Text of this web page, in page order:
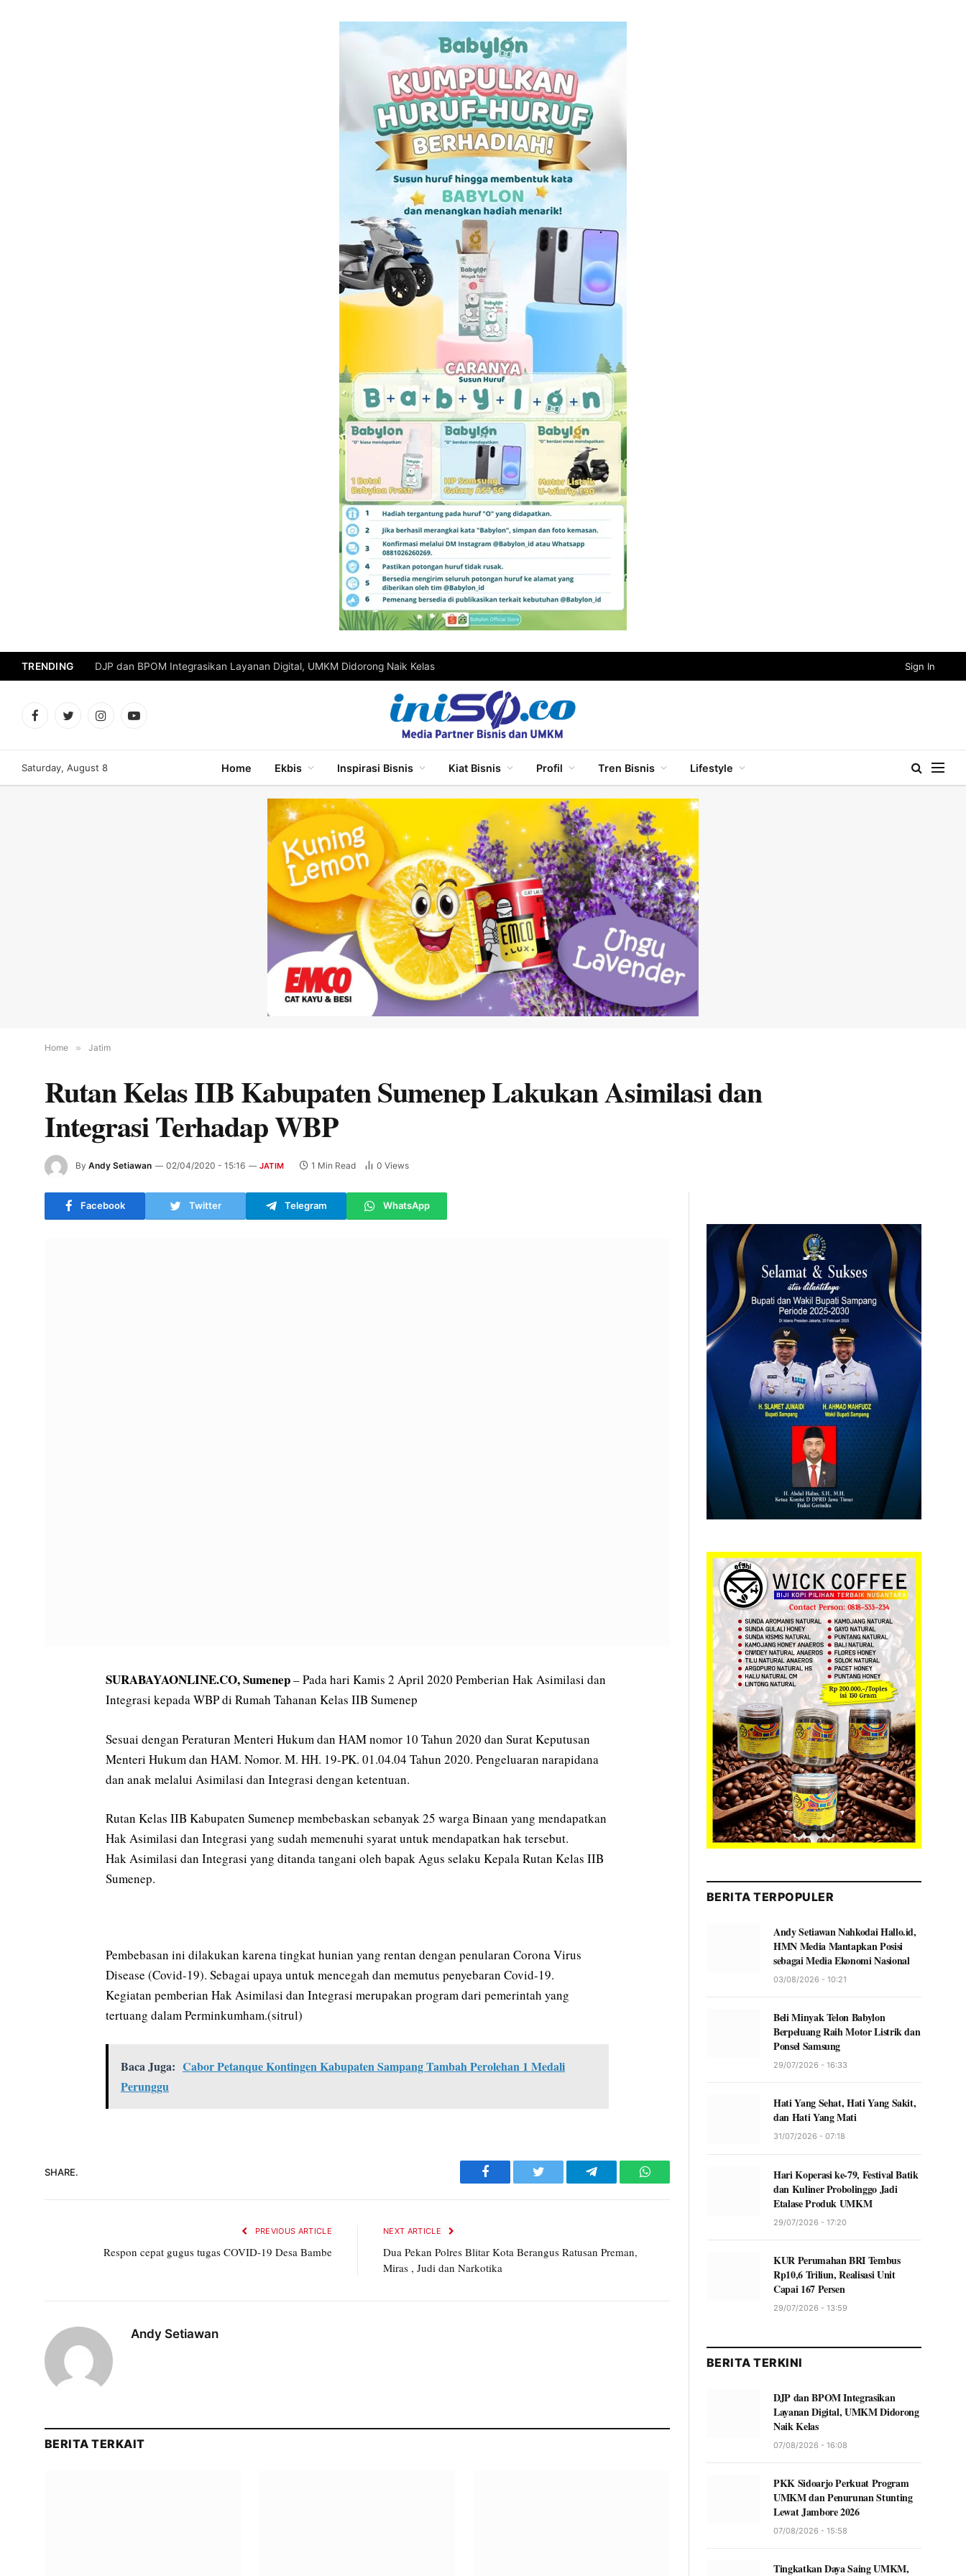
TRENDING DJP dan BPOM Integrasikan Layanan Digital, UMKM Didorong Naik Kelas Sign In
FacebookTwitterInstagramYouTube
Saturday, August 8 Home Ekbis Inspirasi Bisnis Kiat Bisnis Profil Tren Bisnis Lifestyle
Home » Jatim
Rutan Kelas IIB Kabupaten Sumenep Lakukan Asimilasi dan
Integrasi Terhadap WBP
By Andy Setiawan 02/04/2020 - 15:16 JATIM 1 Min Read 0Views
Facebook Twitter Telegram WhatsApp
SURABAYAONLINE.CO, Sumenep– Pada hari Kamis 2 April 2020 Pemberian Hak Asimilasi dan
Integrasi kepada WBP di Rumah Tahanan Kelas IIB Sumenep
Sesuai dengan Peraturan Menteri Hukum dan HAM nomor 10 Tahun 2020 dan Surat Keputusan
Menteri Hukum dan HAM. Nomor. M. HH. 19-PK. 01.04.04 Tahun 2020. Pengeluaran narapidana
dan anak melalui Asimilasi dan Integrasi dengan ketentuan.
Rutan Kelas IIB Kabupaten Sumenep membebaskan sebanyak 25 warga Binaan yang mendapatkan
Hak Asimilasi dan Integrasi yang sudah memenuhi syarat untuk mendapatkan hak tersebut.
Hak Asimilasi dan Integrasi yang ditanda tangani oleh bapak Agus selaku Kepala Rutan Kelas IIB
Sumenep.
Pembebasan ini dilakukan karena tingkat hunian yang rentan dengan penularan Corona Virus
Disease (Covid-19). Sebagai upaya untuk mencegah dan memutus penyebaran Covid-19.
Kegiatan pemberian Hak Asimilasi dan Integrasi merupakan program dari pemerintah yang
tertuang dalam Perminkumham.(sitrul)
Baca Juga: Cabor Petanque Kontingen Kabupaten Sampang Tambah Perolehan 1 Medali
Perunggu
SHARE.
Facebook Twitter Telegram WhatsApp
PREVIOUS ARTICLE
Respon cepat gugus tugas COVID-19 Desa Bambe
NEXT ARTICLE
Dua Pekan Polres Blitar Kota Berangus Ratusan Preman,
Miras , Judi dan Narkotika
Andy Setiawan
BERITA TERKAIT
BERITA TERPOPULER
Andy Setiawan Nahkodai Hallo.id,
HMN Media Mantapkan Posisi
sebagai Media Ekonomi Nasional
03/08/2026 - 10:21
Beli Minyak Telon Babylon
Berpeluang Raih Motor Listrik dan
Ponsel Samsung
29/07/2026 - 16:33
Hati Yang Sehat, Hati Yang Sakit,
dan Hati Yang Mati
31/07/2026 - 07:18
Hari Koperasi ke-79, Festival Batik
dan Kuliner Probolinggo Jadi
Etalase Produk UMKM
29/07/2026 - 17:20
KUR Perumahan BRI Tembus
Rp10,6 Triliun, Realisasi Unit
Capai 167 Persen
29/07/2026 - 13:59
BERITA TERKINI
DJP dan BPOM Integrasikan
Layanan Digital, UMKM Didorong
Naik Kelas
07/08/2026 - 16:08
PKK Sidoarjo Perkuat Program
UMKM dan Penurunan Stunting
Lewat Jambore 2026
07/08/2026 - 15:58
Tingkatkan Daya Saing UMKM,